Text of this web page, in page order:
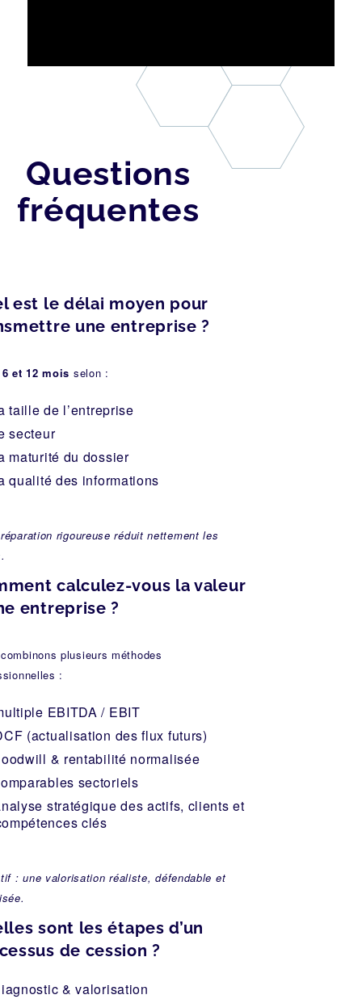
Questions
fréquentes
est le délai moyen pour
une entreprise ?
6 et 12 mois selon :
taille de l’entreprise
secteur
maturité du dossier
qualité des informations
rigoureuse réduit nettement les
calculez-vous la valeur
entreprise ?
plusieurs méthodes
:
EBITDA / EBIT
(actualisation des flux futurs)
& rentabilité normalisée
sectoriels
stratégique des actifs, clients et
clés
: une valorisation réaliste, défendable et
sont les étapes d’un
de cession ?
& valorisation